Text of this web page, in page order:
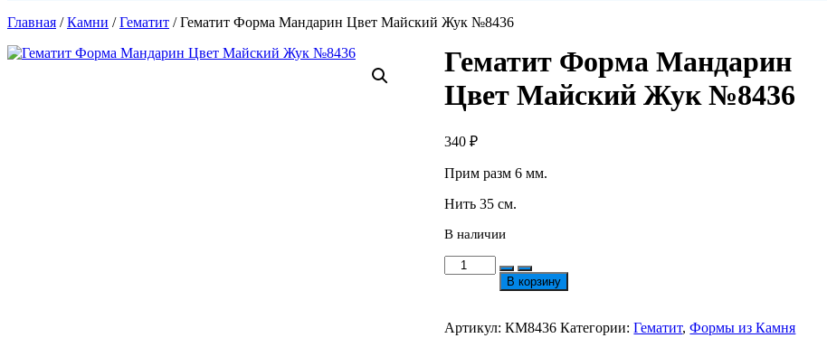
Главная /Камни /Гематит / Гематит Форма Мандарин Цвет Майский Жук №8436
Гематит Форма Мандарин
Цвет Майский Жук №8436
340₽
Прим разм 6 мм.
Нить 35 см.
В наличии
Количество
товара
Мандарин
В корзину
Артикул:КМ8436 Категории:Гематит,Формы из Камня